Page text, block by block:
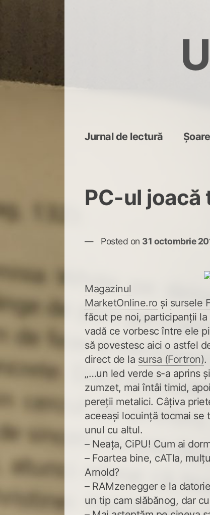
Jurnal de lectură
PC-ul joacă
Posted on 31 octombrie
Magazinul
MarketOnline.ro și sursele
făcut pe noi, participanții la
vadă ce vorbesc între ele
să povestesc aici o astfel
direct de la sursa (Fortron).
„…un led verde s-a aprins
zumzet, mai întâi timid,
pereții metalici. Câțiva
aceeași locuință tocmai se
unul cu altul.
– Neața, CiPU! Cum ai
– Foartea bine, cATIa,
Arnold?
– RAMzenegger e la
un tip cam slăbănog, dar